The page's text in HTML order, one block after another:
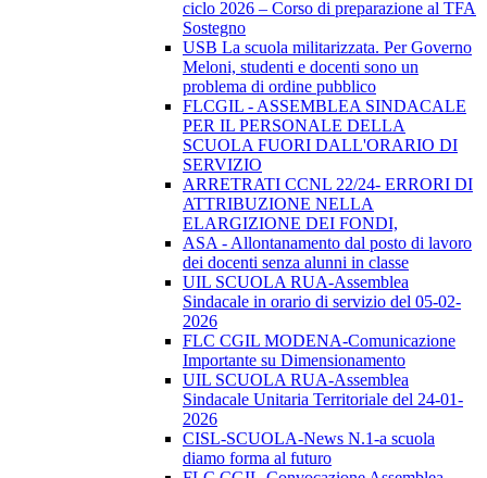
ciclo 2026 – Corso di preparazione al TFA
Sostegno
USB La scuola militarizzata. Per Governo
Meloni, studenti e docenti sono un
problema di ordine pubblico
FLCGIL - ASSEMBLEA SINDACALE
PER IL PERSONALE DELLA
SCUOLA FUORI DALL'ORARIO DI
SERVIZIO
ARRETRATI CCNL 22/24- ERRORI DI
ATTRIBUZIONE NELLA
ELARGIZIONE DEI FONDI,
ASA - Allontanamento dal posto di lavoro
dei docenti senza alunni in classe
UIL SCUOLA RUA-Assemblea
Sindacale in orario di servizio del 05-02-
2026
FLC CGIL MODENA-Comunicazione
Importante su Dimensionamento
UIL SCUOLA RUA-Assemblea
Sindacale Unitaria Territoriale del 24-01-
2026
CISL-SCUOLA-News N.1-a scuola
diamo forma al futuro